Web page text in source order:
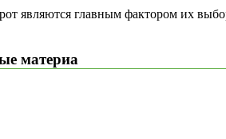
являются главным фактором их
материа